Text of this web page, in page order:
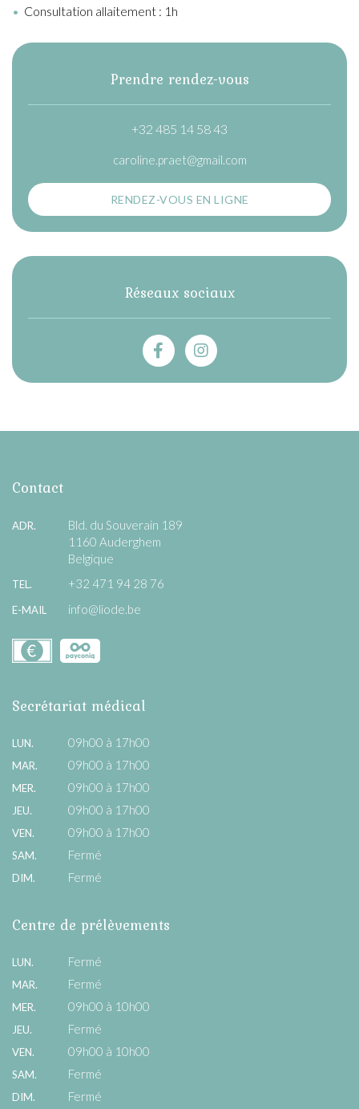
Consultation allaitement : 1h
Prendre rendez-vous
+32 485 14 58 43
caroline.praet@gmail.com
RENDEZ-VOUS EN LIGNE
Réseaux sociaux
Contact
ADR.
Bld. du Souverain 189
1160 Auderghem
Belgique
TEL. +32 471 94 28 76
E-MAIL info@liode.be
Secrétariat médical
LUN. 09h00 à 17h00
MAR. 09h00 à 17h00
MER. 09h00 à 17h00
JEU. 09h00 à 17h00
VEN. 09h00 à 17h00
SAM. Fermé
DIM. Fermé
Centre de prélèvements
LUN. Fermé
MAR. Fermé
MER. 09h00 à 10h00
JEU. Fermé
VEN. 09h00 à 10h00
SAM. Fermé
DIM. Fermé